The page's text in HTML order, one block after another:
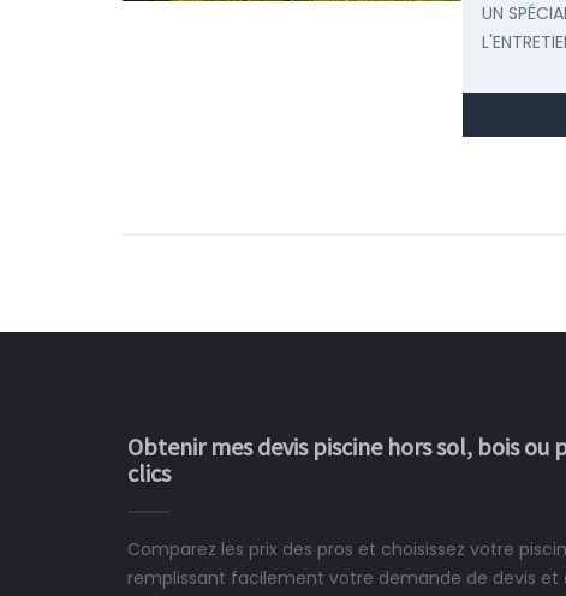
UN
Obtenir mes devis piscine hors sol, bois ou
clics
Comparez les prix des pros et choisissez votre
remplissant facilement votre demande de devis et
Le rêve devient enfin